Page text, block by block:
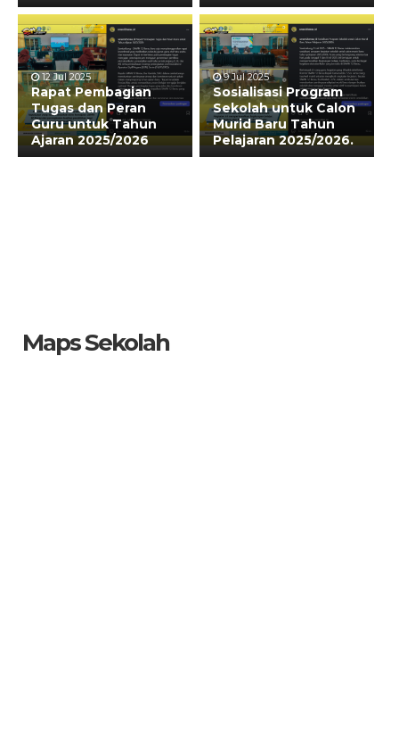
12 Jul 2025
Rapat Pembagian
Tugas dan Peran
Guru untuk Tahun
Ajaran 2025/2026
9 Jul 2025
Sosialisasi Program
Sekolah untuk Calon
Murid Baru Tahun
Pelajaran 2025/2026.
Maps Sekolah